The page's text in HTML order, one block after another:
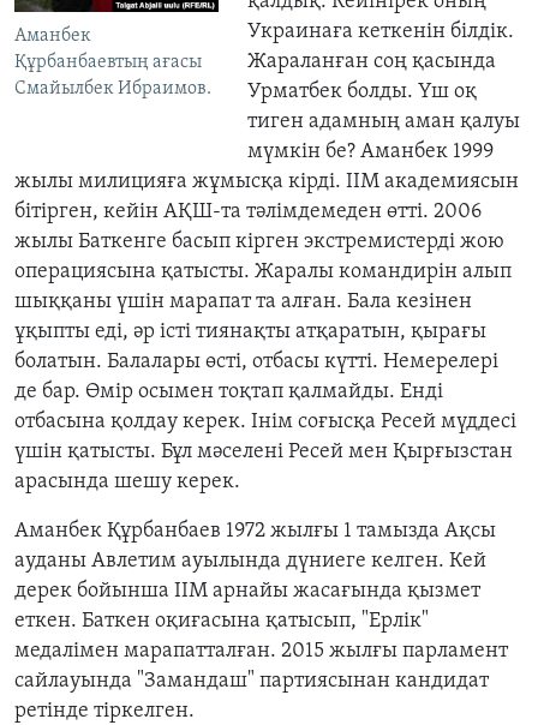
Аманбек
Құрбанбаевтың ағасы
Смайылбек Ибраимов.
Украинаға кеткенін білдік.
Жараланған соң қасында
Урматбек болды. Үш оқ
тиген адамның аман қалуы
мүмкін бе? Аманбек 1999
жылы милицияға жұмысқа кірді. ІІМ академиясын
бітірген, кейін АҚШ-та тәлімдемеден өтті. 2006
жылы Баткенге басып кірген экстремистерді жою
операциясына қатысты. Жаралы командирін алып
шыққаны үшін марапат та алған. Бала кезінен
ұқыпты еді, әр істі тиянақты атқаратын, қырағы
болатын. Балалары өсті, отбасы күтті. Немерелері
де бар. Өмір осымен тоқтап қалмайды. Енді
отбасына қолдау керек. Інім соғысқа Ресей мүддесі
үшін қатысты. Бұл мәселені Ресей мен Қырғызстан
арасында шешу керек.
Аманбек Құрбанбаев 1972 жылғы 1 тамызда Ақсы
ауданы Авлетим ауылында дүниеге келген. Кей
дерек бойынша ІІМ арнайы жасағында қызмет
еткен. Баткен оқиғасына қатысып, "Ерлік"
медалімен марапатталған. 2015 жылғы парламент
сайлауында "Замандаш" партиясынан кандидат
ретінде тіркелген.